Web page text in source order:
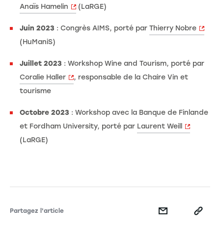
Anaïs Hamelin
(LaRGE)
Juin 2023 : Congrès AIMS, porté par Thierry Nobre
(HuManiS)
Juillet 2023 : Workshop Wine and Tourism, porté par
Coralie Haller
, responsable de la Chaire Vin et
tourisme
Octobre 2023 : Workshop avec la Banque de Finlande
et Fordham University, porté par Laurent Weill
(LaRGE)
Partagez l'article